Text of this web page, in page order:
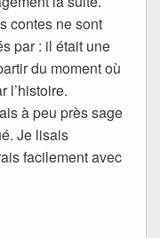
contes ne sont
par : il était une
du moment où
l’histoire.
à peu près sage
Je lisais
facilement avec